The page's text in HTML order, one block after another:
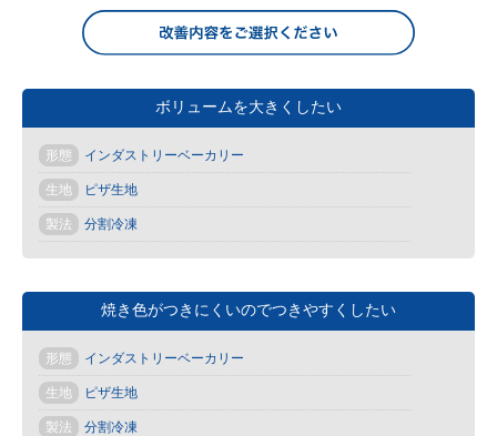
ボリュームを大きくしたい
形態 インダストリーベーカリー
生地 ピザ生地
製法 分割冷凍
焼き色がつきにくいのでつきやすくしたい
形態 インダストリーベーカリー
生地 ピザ生地
製法 分割冷凍